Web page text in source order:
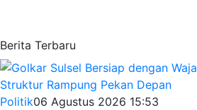
Berita Terbaru
Politik06 Agustus 2026 15:53